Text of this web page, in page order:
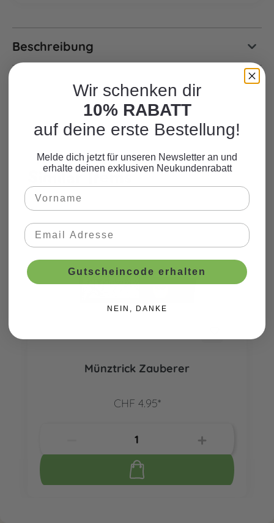
Beschreibung
Produktgalerie überspringen
Similar Items
Münztrick Zauberer
CHF 4.95*
Wir schenken dir
10% RABATT
auf deine erste Bestellung!
Melde dich jetzt für unseren Newsletter an und
erhalte deinen exklusiven Neukundenrabatt
Gutscheincode erhalten
NEIN, DANKE